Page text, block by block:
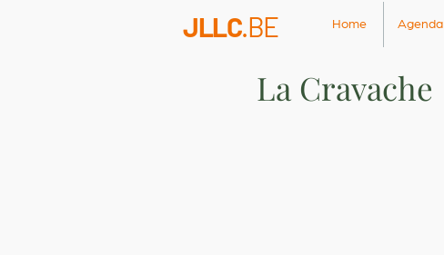
JLLC.BE Home Agenda
La Cravache